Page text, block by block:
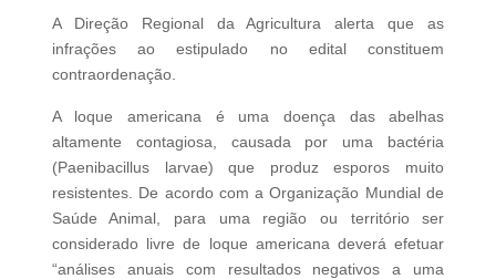
A Direção Regional da Agricultura alerta que as
infrações ao estipulado no edital constituem
contraordenação.
A loque americana é uma doença das abelhas
altamente contagiosa, causada por uma bactéria
(Paenibacillus larvae) que produz esporos muito
resistentes. De acordo com a Organização Mundial de
Saúde Animal, para uma região ou território ser
considerado livre de loque americana deverá efetuar
“análises anuais com resultados negativos a uma